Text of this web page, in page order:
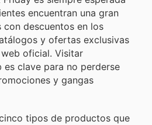
encuentran una gran
descuentos en los
y ofertas exclusivas
oficial. Visitar
clave para no perderse
y gangas
tipos de productos que